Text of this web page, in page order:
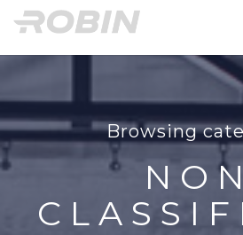
Browsing
NON